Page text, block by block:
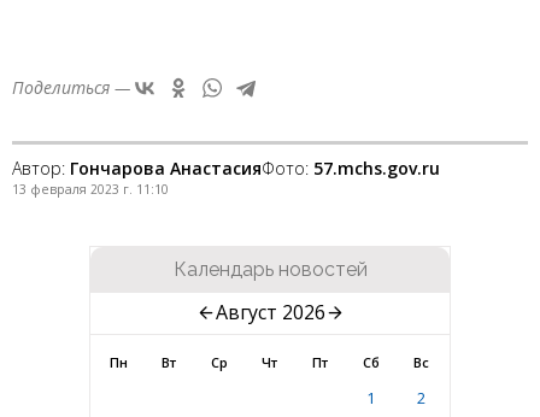
Поделиться —
Автор: Гончарова АнастасияФото: 57.mchs.gov.ru
13 февраля 2023 г. 11:10
Календарь новостей
Август 2026
Пн Вт Ср Чт Пт Сб Вс
1
2